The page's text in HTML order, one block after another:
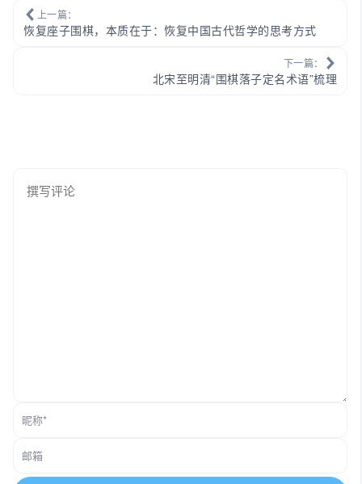
上一篇：
恢复座子围棋，本质在于：恢复中国古代哲学的思考方式
下一篇：
北宋至明清“围棋落子定名术语”梳理